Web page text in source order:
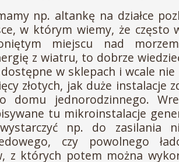
np. altankę na działce
w którym wiemy, że często
miejscu nad
z wiatru, to dobrze
w sklepach i wcale
złotych, jak duże instalacje
domu jednorodzinnego.
tu mikroinstalacje
np. do zasilania
czy powolnego
z których potem można